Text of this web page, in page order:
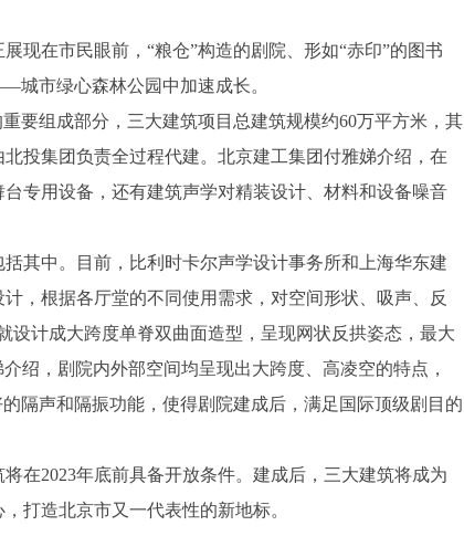
现在市民眼前，“粮仓”构造的剧院、形如“赤印”的图书
城市绿心森林公园中加速成长。
要组成部分，三大建筑项目总建筑规模约60万平方米，其
投集团负责全过程代建。北京建工集团付雅娣介绍，在
专用设备，还有建筑声学对精装设计、材料和设备噪音
其中。目前，比利时卡尔声学设计事务所和上海华东建
，根据各厅堂的不同使用需求，对空间形状、吸声、反
设计成大跨度单脊双曲面造型，呈现网状反拱姿态，最大
绍，剧院内外部空间均呈现出大跨度、高凌空的特点，
隔声和隔振功能，使得剧院建成后，满足国际顶级剧目的
在2023年底前具备开放条件。建成后，三大建筑将成为
打造北京市又一代表性的新地标。